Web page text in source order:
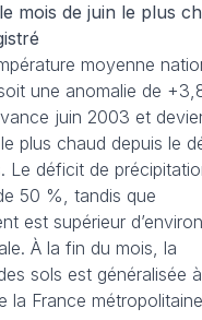
mois de juin le plus
moyenne
une anomalie de
juin 2003 et
plus chaud depuis le
Le déficit de
50 %, tandis que
est supérieur
À la fin du mois, la
sols est généralisée à
la France